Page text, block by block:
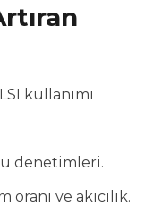
kullanımı
denetimleri.
ve akıcılık.